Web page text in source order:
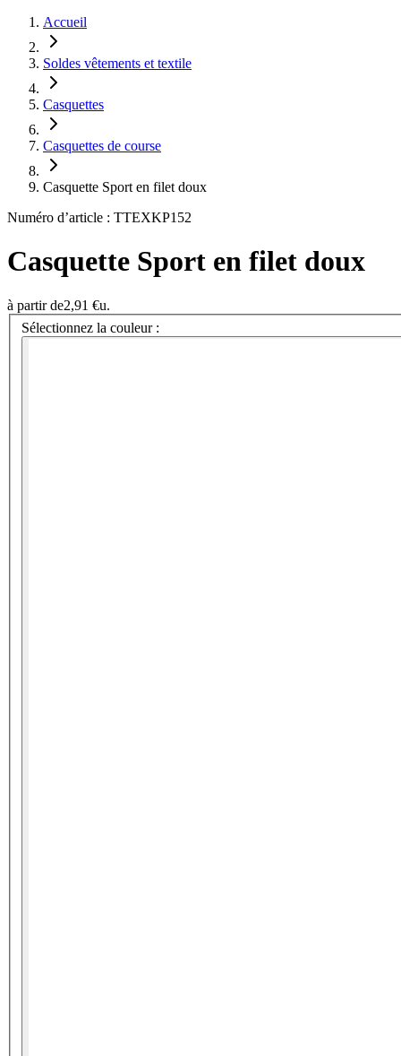
Accueil
Soldes vêtements et textile
Casquettes
Casquettes de course
Casquette Sport en filet doux
Numéro d’article : TTEXKP152
Casquette Sport en filet doux
à partir de2,91 €u.
Sélectionnez la couleur :